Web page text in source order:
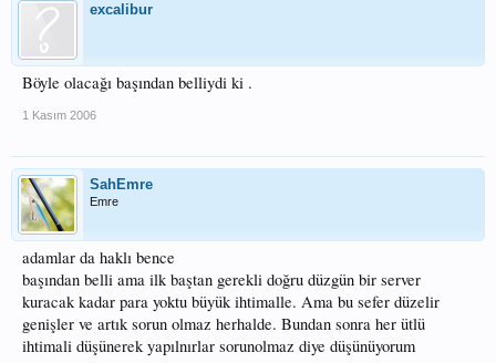
excalibur
Böyle olacağı başından belliydi ki .
1 Kasım 2006
SahEmre
Emre
adamlar da haklı bence
başından belli ama ilk baştan gerekli doğru düzgün bir server
kuracak kadar para yoktu büyük ihtimalle. Ama bu sefer düzelir
genişler ve artık sorun olmaz herhalde. Bundan sonra her ütlü
ihtimali düşünerek yapılnırlar sorunolmaz diye düşünüyorum